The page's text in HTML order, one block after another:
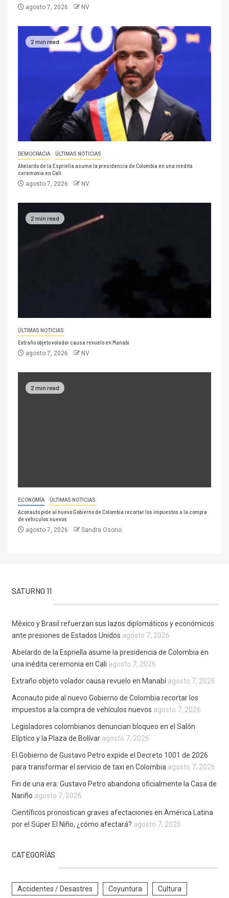
agosto 7, 2026 NV
2 min read
DEMOCRACIA ÚLTIMAS NOTICIAS
Abelardo de la Espriella asume la presidencia de Colombia en una inédita
ceremonia en Cali
agosto 7, 2026 NV
2 min read
ÚLTIMAS NOTICIAS
Extraño objeto volador causa revuelo en Manabí
agosto 7, 2026 NV
2 min read
ECONOMÍA ÚLTIMAS NOTICIAS
Aconauto pide al nuevo Gobierno de Colombia recortar los impuestos a la compra
de vehículos nuevos
agosto 7, 2026 Sandra Osorio
SATURNO 11
México y Brasil refuerzan sus lazos diplomáticos y económicos
ante presiones de Estados Unidos agosto 7, 2026
Abelardo de la Espriella asume la presidencia de Colombia en
una inédita ceremonia en Cali agosto 7, 2026
Extraño objeto volador causa revuelo en Manabí agosto 7, 2026
Aconauto pide al nuevo Gobierno de Colombia recortar los
impuestos a la compra de vehículos nuevos agosto 7, 2026
Legisladores colombianos denuncian bloqueo en el Salón
Elíptico y la Plaza de Bolívar agosto 7, 2026
El Gobierno de Gustavo Petro expide el Decreto 1001 de 2026
para transformar el servicio de taxi en Colombia agosto 7, 2026
Fin de una era: Gustavo Petro abandona oficialmente la Casa de
Nariño agosto 7, 2026
Científicos pronostican graves afectaciones en América Latina
por el Súper El Niño, ¿cómo afectará? agosto 7, 2026
CATEGORÍAS
Accidentes / Desastres Coyuntura Cultura